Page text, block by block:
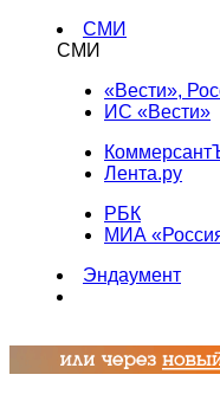
СМИ
СМИ
«Вести»,
ИС «Вести»
Лента.ру
РБК
МИА
Эндаумент